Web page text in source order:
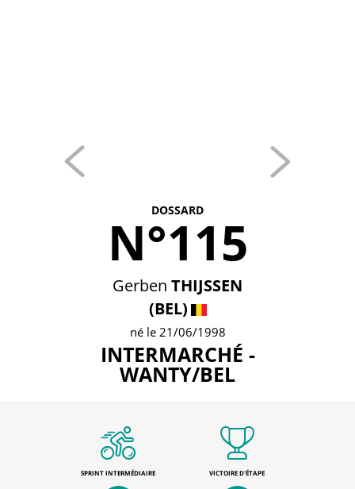
DOSSARD
N°115
Gerben THIJSSEN
(BEL)
né le 21/06/1998
INTERMARCHÉ -
WANTY/BEL
SPRINT INTERMÉDIAIRE VICTOIRE D'ÉTAPE